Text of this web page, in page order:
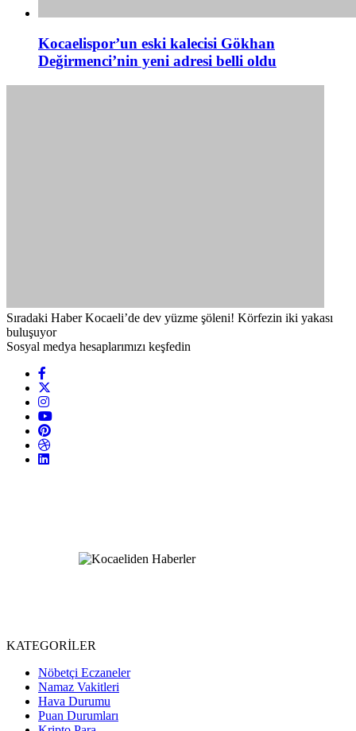
Kocaelispor’un eski kalecisi Gökhan
Değirmenci’nin yeni adresi belli oldu
Sıradaki Haber Kocaeli’de dev yüzme şöleni! Körfezin iki yakası
buluşuyor
Sosyal medya hesaplarımızı keşfedin
KATEGORİLER
Nöbetçi Eczaneler
Namaz Vakitleri
Hava Durumu
Puan Durumları